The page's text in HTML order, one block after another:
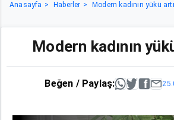
Anasayfa Haberler Modern kadının yükü
Modern kadının
Beğen / Paylaş: